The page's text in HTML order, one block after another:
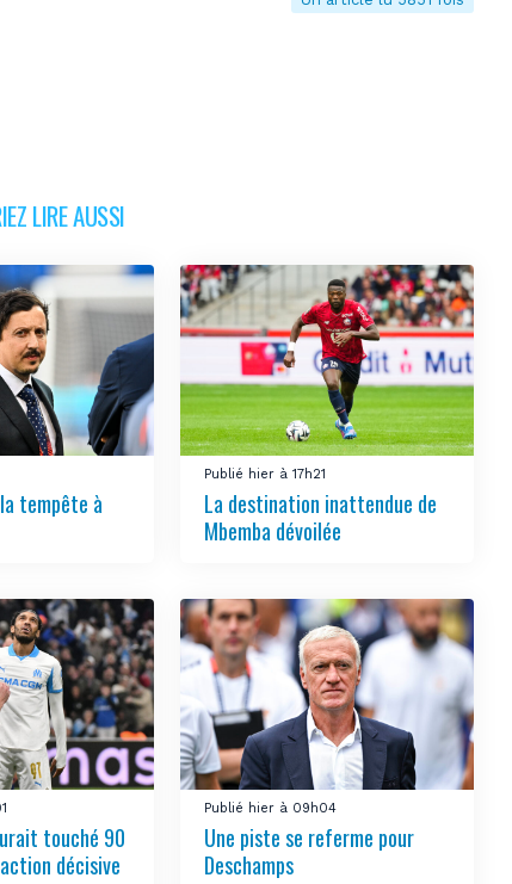
LIRE AUSSI
tempête à
Publié hier à 17h21
La destination inattendue de
Mbemba dévoilée
touché 90
décisive
Publié hier à 09h04
Une piste se referme pour
Deschamps